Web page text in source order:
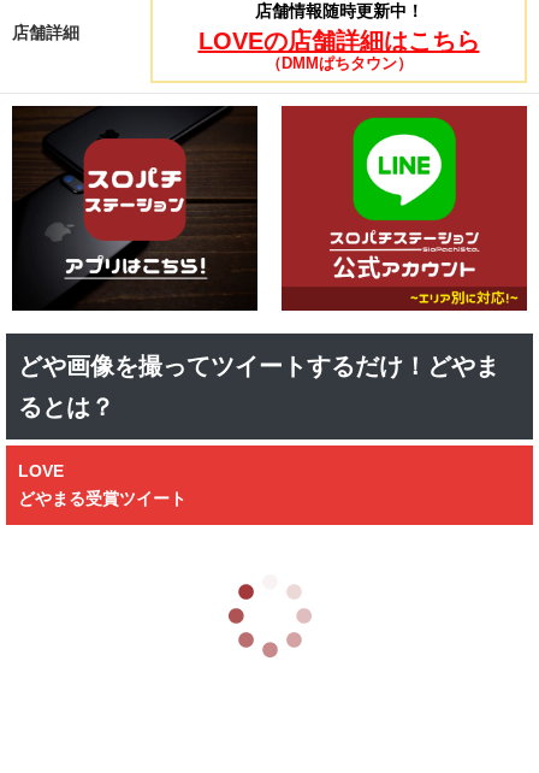
店舗詳細
店舗情報随時更新中！
LOVEの店舗詳細はこちら
（DMMぱちタウン）
どや画像を撮ってツイートするだけ！どやま
るとは？
LOVE
どやまる受賞ツイート